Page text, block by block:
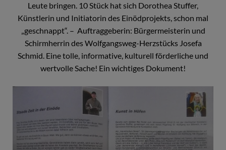
Leute bringen. 10 Stück hat sich Dorothea Stuffer,
Künstlerin und Initiatorin des Einödprojekts, schon mal
„geschnappt“. – Auftraggeberin: Bürgermeisterin und
Schirmherrin des Wolfgangsweg-Herzstücks Josefa
Schmid. Eine tolle, informative, kulturell förderliche und
wertvolle Sache! Ein wichtiges Dokument!